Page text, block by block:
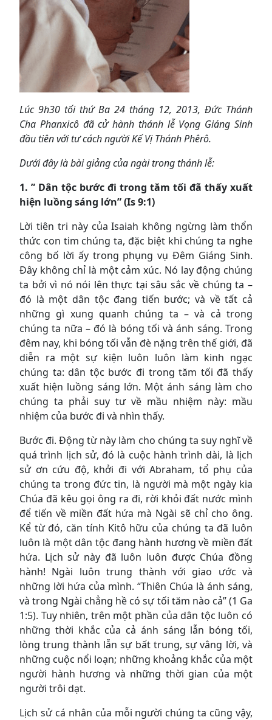
Lúc 9h30 tối thứ Ba 24 tháng 12, 2013, Đức Thánh
Cha Phanxicô đã cử hành thánh lễ Vọng Giáng Sinh
đầu tiên với tư cách người Kế Vị Thánh Phêrô.
Dưới đây là bài giảng của ngài trong thánh lễ:
1. ” Dân tộc bước đi trong tăm tối đã thấy xuất
hiện luồng sáng lớn” (Is 9:1)
Lời tiên tri này của Isaiah không ngừng làm thổn
thức con tim chúng ta, đặc biệt khi chúng ta nghe
công bố lời ấy trong phụng vụ Đêm Giáng Sinh.
Đây không chỉ là một cảm xúc. Nó lay động chúng
ta bởi vì nó nói lên thực tại sâu sắc về chúng ta –
đó là một dân tộc đang tiến bước; và về tất cả
những gì xung quanh chúng ta – và cả trong
chúng ta nữa – đó là bóng tối và ánh sáng. Trong
đêm nay, khi bóng tối vẫn đè nặng trên thế giới, đã
diễn ra một sự kiện luôn luôn làm kinh ngạc
chúng ta: dân tộc bước đi trong tăm tối đã thấy
xuất hiện luồng sáng lớn. Một ánh sáng làm cho
chúng ta phải suy tư về mầu nhiệm này: mầu
nhiệm của bước đi và nhìn thấy.
Bước đi. Động từ này làm cho chúng ta suy nghĩ về
quá trình lịch sử, đó là cuộc hành trình dài, là lịch
sử ơn cứu độ, khởi đi với Abraham, tổ phụ của
chúng ta trong đức tin, là người mà một ngày kia
Chúa đã kêu gọi ông ra đi, rời khỏi đất nước mình
để tiến về miền đất hứa mà Ngài sẽ chỉ cho ông.
Kể từ đó, căn tính Kitô hữu của chúng ta đã luôn
luôn là một dân tộc đang hành hương về miền đất
hứa. Lịch sử này đã luôn luôn được Chúa đồng
hành! Ngài luôn trung thành với giao ước và
những lời hứa của mình. “Thiên Chúa là ánh sáng,
và trong Ngài chẳng hề có sự tối tăm nào cả” (1 Ga
1:5). Tuy nhiên, trên một phần của dân tộc luôn có
những thời khắc của cả ánh sáng lẫn bóng tối,
lòng trung thành lẫn sự bất trung, sự vâng lời, và
những cuộc nổi loạn; những khoảng khắc của một
người hành hương và những thời gian của một
người trôi dạt.
Lịch sử cá nhân của mỗi người chúng ta cũng vậy,